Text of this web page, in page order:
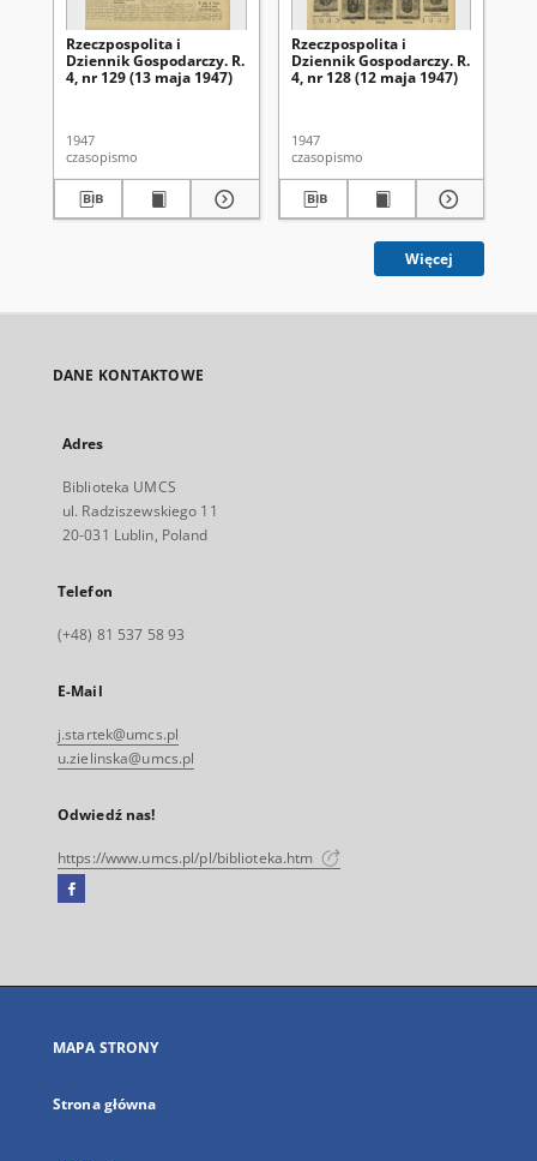
Rzeczpospolita i
Dziennik Gospodarczy. R.
4, nr 129 (13 maja 1947)
1947
czasopismo
Rzeczpospolita i
Dziennik Gospodarczy. R.
4, nr 128 (12 maja 1947)
1947
czasopismo
Więcej
DANE KONTAKTOWE
Adres
Biblioteka UMCS
ul. Radziszewskiego 11
20-031 Lublin, Poland
Telefon
(+48) 81 537 58 93
E-Mail
j.startek@umcs.pl
u.zielinska@umcs.pl
Odwiedź nas!
https://www.umcs.pl/pl/biblioteka.htm
Facebook
się
karcie
MAPA STRONY
Strona główna